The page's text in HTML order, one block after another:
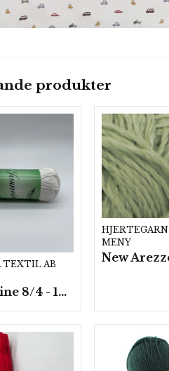
produkter
TEXTIL AB
Jasmine 8/4 - 10 nystan a50g./fp.
HJERTEGARN
MENY